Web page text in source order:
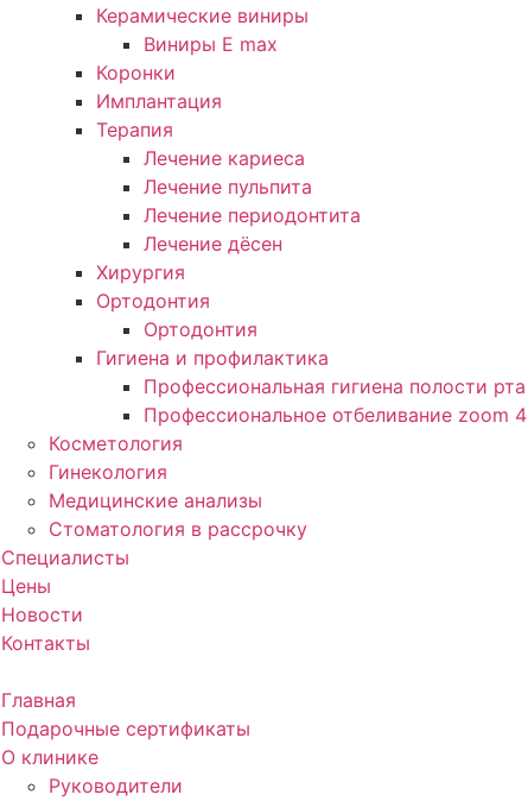
Керамические виниры
Виниры E max
Коронки
Имплантация
Терапия
Лечение кариеса
Лечение пульпита
Лечение периодонтита
Лечение дёсен
Хирургия
Ортодонтия
Ортодонтия
Гигиена и профилактика
Профессиональная гигиена полости рта
Профессиональное отбеливание zoom 4
Косметология
Гинекология
Медицинские анализы
Стоматология в рассрочку
Специалисты
Цены
Новости
Контакты
Главная
Подарочные сертификаты
О клинике
Руководители